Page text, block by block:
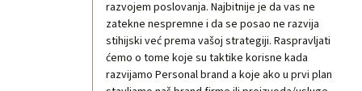
razvojem poslovanja. Najbitnije je da vas ne
zatekne nespremne i da se posao ne razvija
stihijski već prema vašoj strategiji. Raspravljati
ćemo o tome koje su taktike korisne kada
razvijamo Personal brand a koje ako u prvi plan